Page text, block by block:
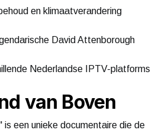
en klimaatverandering
David Attenborough
Nederlandse IPTV-platforms
van Boven
is een unieke documentaire die de